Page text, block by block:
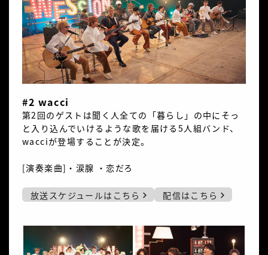
#2 wacci
第2回のゲストは聞く人全ての「暮らし」の中にそっ
と入り込んでいけるような歌を届ける5人組バンド、
wacciが登場することが決定。
[演奏楽曲]・涙腺 ・恋だろ
放送スケジュールはこちら 配信はこちら